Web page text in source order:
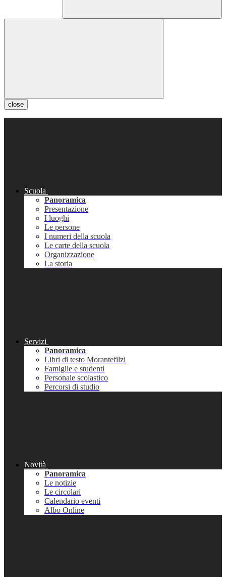
close
Scuola
Panoramica
Presentazione
I luoghi
Le persone
I numeri della scuola
Le carte della scuola
Organizzazione
La storia
Servizi
Panoramica
Libri di testo Morantefilzi
Famiglie e studenti
Personale scolastico
Percorsi di studio
Novità
Panoramica
Le notizie
Le circolari
Calendario eventi
Albo Online